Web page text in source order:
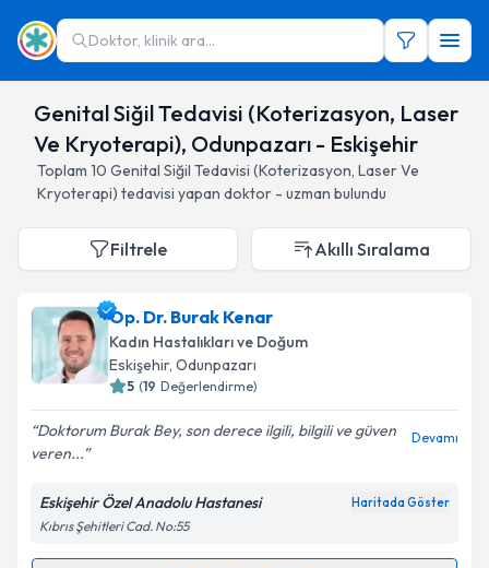
Doktor, klinik ara...
Genital Siğil Tedavisi (Koterizasyon, Laser
Ve Kryoterapi), Odunpazarı - Eskişehir
Toplam 10 Genital Siğil Tedavisi (Koterizasyon, Laser Ve
Kryoterapi) tedavisi yapan doktor - uzman bulundu
Filtrele Akıllı Sıralama
Op. Dr. Burak Kenar
Kadın Hastalıkları ve Doğum
Eskişehir, Odunpazarı
5 (19 Değerlendirme)
Doktorum Burak Bey, son derece ilgili, bilgili ve güven
veren...
Devamı
Eskişehir Özel Anadolu Hastanesi Haritada Göster
Kıbrıs Şehitleri Cad. No:55